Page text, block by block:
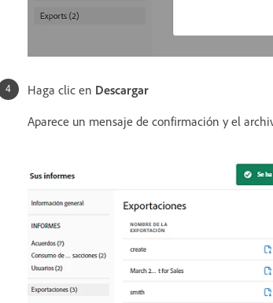
Haga clic en Descargar
Aparece un mensaje de confirmación y el